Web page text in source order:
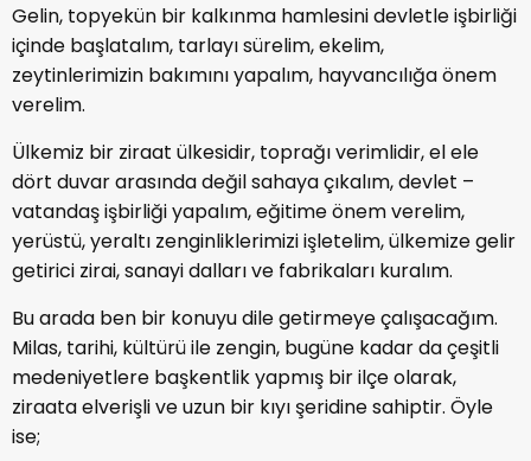
Gelin, topyekün bir kalkınma hamlesini devletle işbirliği
içinde başlatalım, tarlayı sürelim, ekelim,
zeytinlerimizin bakımını yapalım, hayvancılığa önem
verelim.
Ülkemiz bir ziraat ülkesidir, toprağı verimlidir, el ele
dört duvar arasında değil sahaya çıkalım, devlet –
vatandaş işbirliği yapalım, eğitime önem verelim,
yerüstü, yeraltı zenginliklerimizi işletelim, ülkemize gelir
getirici zirai, sanayi dalları ve fabrikaları kuralım.
Bu arada ben bir konuyu dile getirmeye çalışacağım.
Milas, tarihi, kültürü ile zengin, bugüne kadar da çeşitli
medeniyetlere başkentlik yapmış bir ilçe olarak,
ziraata elverişli ve uzun bir kıyı şeridine sahiptir. Öyle
ise;